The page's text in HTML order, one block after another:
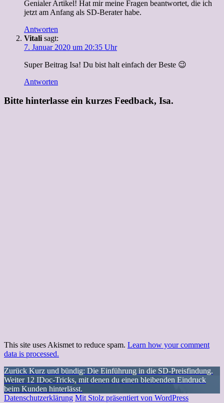
Genialer Artikel! Hat mir meine Fragen beantwortet, die ich
jetzt am Anfang als SD-Berater habe.
Antworten
Vitali sagt:
7. Januar 2020 um 20:35 Uhr
Super Beitrag Isa! Du bist halt einfach der Beste 😉
Antworten
Bitte hinterlasse ein kurzes Feedback, Isa.
This site uses Akismet to reduce spam. Learn how your comment
data is processed.
Beitragsnavigation
Zurück Vorheriger
Beitrag:
Kurz und bündig: Die Einführung in die SD-Preisfindung.
Weiter Nächster
Beitrag:
12 IDoc-Tricks, mit denen du einen bleibenden Eindruck
beim Kunden hinterlässt.
Datenschutzerklärung Mit Stolz präsentiert von WordPress